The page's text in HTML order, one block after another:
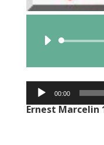
Lecteur
00:00
Ernest Marcelin